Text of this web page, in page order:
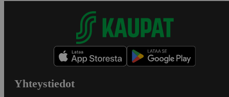
Yhteystiedot